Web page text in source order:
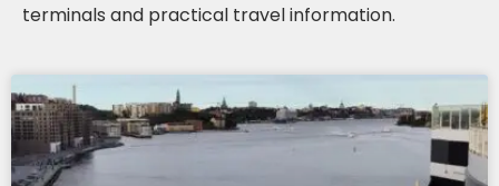
terminals and practical travel information.